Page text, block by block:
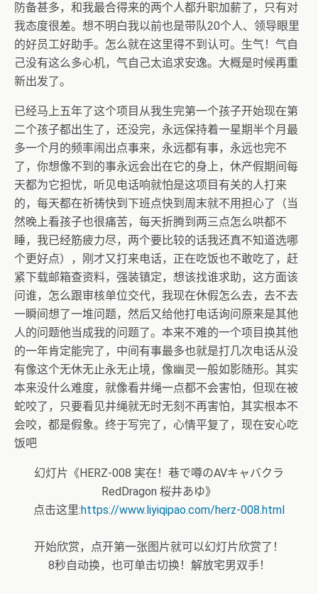
防备甚多，和我最合得来的两个人都升职加薪了，只有对
我态度很差。想不明白我以前也是带队20个人、领导眼里
的好员工好助手。怎么就在这里得不到认可。生气！气自
己没有这么多心机，气自己太追求安逸。大概是时候再重
新出发了。
已经马上五年了这个项目从我生完第一个孩子开始现在第
二个孩子都出生了，还没完，永远保持着一星期半个月最
多一个月的频率闹出点事来，永远都有事，永远也完不
了，你想像不到的事永远会出在它的身上，休产假期间每
天都为它担忧，听见电话响就怕是这项目有关的人打来
的，每天都在祈祷快到下班点快到周末就不用担心了（当
然晚上看孩子也很痛苦，每天折腾到两三点怎么哄都不
睡，我已经筋疲力尽，两个要比较的话我还真不知道选哪
个更好点），刚才又打来电话，正在吃饭也不敢吃了，赶
紧下载邮箱查资料，强装镇定，想该找谁求助，这方面该
问谁，怎么跟审核单位交代，我现在休假怎么去，去不去
一瞬间想了一堆问题，然后又给他打电话询问原来是其他
人的问题他当成我的问题了。本来不难的一个项目换其他
的一年肯定能完了，中间有事最多也就是打几次电话从没
有像这个无休无止永无止境，像幽灵一般如影随形。其实
本来没什么难度，就像看井绳一点都不会害怕，但现在被
蛇咬了，只要看见井绳就无时无刻不再害怕，其实根本不
会咬，都是假象。终于写完了，心情平复了，现在安心吃
饭吧
幻灯片《HERZ-008 実在！巷で噂のAVキャバクラ
RedDragon 桜井あゆ》
点击这里:https://www.liyiqipao.com/herz-008.html
开始欣赏，点开第一张图片就可以幻灯片欣赏了！
8秒自动换，也可单击切换！解放宅男双手！